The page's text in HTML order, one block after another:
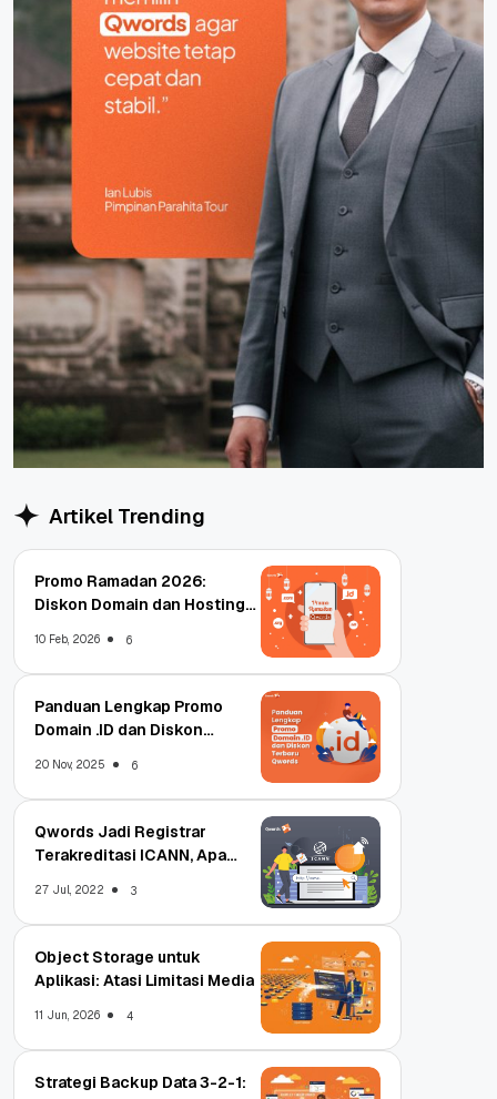
Artikel Trending
Promo Ramadan 2026:
Diskon Domain dan Hosting
10 Feb, 2026 6
Panduan Lengkap Promo
Domain .ID dan Diskon
20 Nov, 2025 6
Qwords Jadi Registrar
Terakreditasi ICANN, Apa
27 Jul, 2022 3
Object Storage untuk
Aplikasi: Atasi Limitasi Media
11 Jun, 2026 4
Strategi Backup Data 3-2-1: